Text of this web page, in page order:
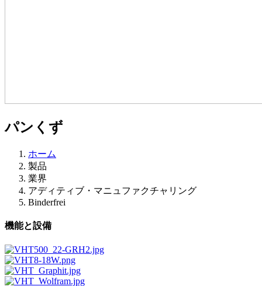
パンくず
ホーム
製品
業界
アディティブ・マニュファクチャリング
Binderfrei
機能と設備